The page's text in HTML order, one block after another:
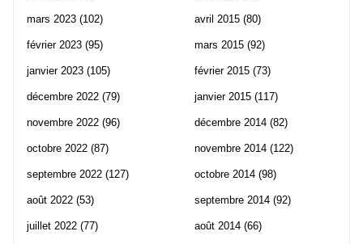
mars 2023 (102)
février 2023 (95)
janvier 2023 (105)
décembre 2022 (79)
novembre 2022 (96)
octobre 2022 (87)
septembre 2022 (127)
août 2022 (53)
juillet 2022 (77)
avril 2015 (80)
mars 2015 (92)
février 2015 (73)
janvier 2015 (117)
décembre 2014 (82)
novembre 2014 (122)
octobre 2014 (98)
septembre 2014 (92)
août 2014 (66)